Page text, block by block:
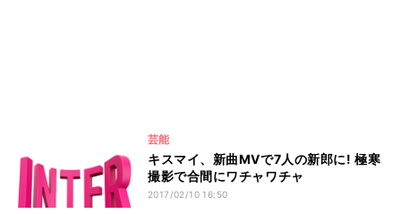
芸能
キスマイ、新曲MVで7人の新郎に! 極寒
撮影で合間にワチャワチャ
2017/02/10 16:50